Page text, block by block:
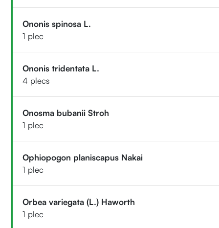
Ononis spinosa L.
1 plec
Ononis tridentata L.
4 plecs
Onosma bubanii Stroh
1 plec
Ophiopogon planiscapus Nakai
1 plec
Orbea variegata (L.) Haworth
1 plec